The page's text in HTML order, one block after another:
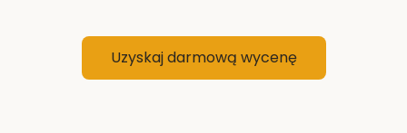
Uzyskaj darmową wycenę